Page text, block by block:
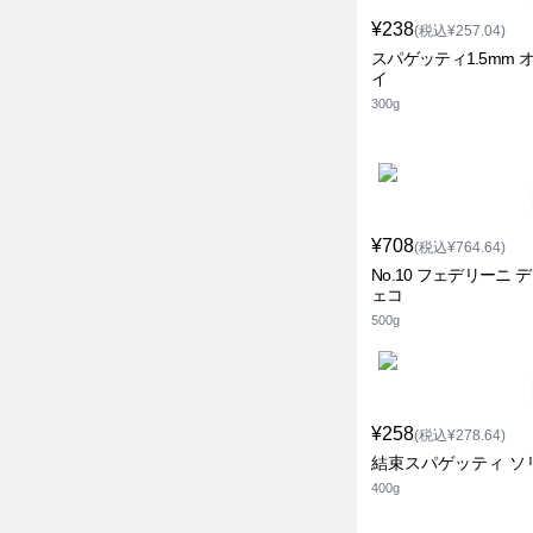
¥238(税込¥257.04)
スパゲッティ1.5mm
イ
300g
¥708(税込¥764.64)
No.10 フェデリーニ
ェコ
500g
¥258(税込¥278.64)
結束スパゲッティ ソ
400g